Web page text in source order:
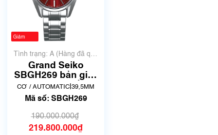
Giảm
Tình trạng: A (Hàng đã qua
sử dụng nhưng rất đẹp,
không có xước)
Grand Seiko
SBGH269 bản giới
hạn 900 chiếc |
Hàng sưu tầm
CƠ / AUTOMATIC 39,5MM
Mã số: SBGH269
190.000.000₫
219.800.000₫